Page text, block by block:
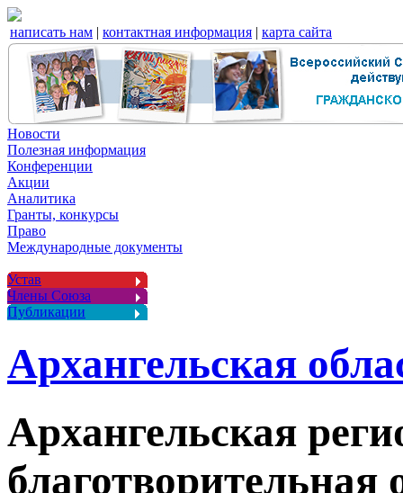
написать нам | контактная информация | карта сайта
Новости
Полезная информация
Конференции
Акции
Аналитика
Гранты, конкурсы
Право
Международные документы
Устав
Члены Союза
Публикации
Архангельская
Архангельская
благотворительная